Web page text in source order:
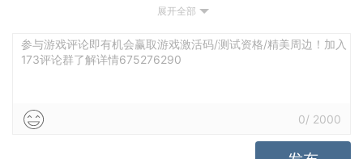
测试
展开全部
参与游戏评论即有机会赢取游戏激活码/测试资格/精美周边！加入
173评论群了解详情675276290
0/ 2000